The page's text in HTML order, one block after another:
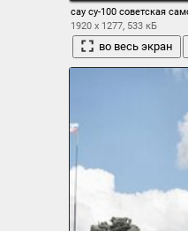
сау су-100 советская
1920 x 1277, 533 кБ
во весь экран